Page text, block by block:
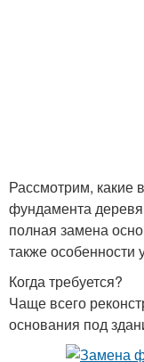
Рассмотрим, какие
фундамента
полная замена
также особенности
Когда требуется?
Чаще всего
основания под